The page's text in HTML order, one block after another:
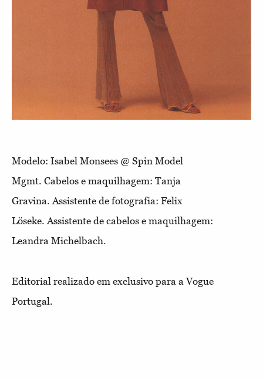
Modelo: Isabel Monsees @ Spin Model
Mgmt. Cabelos e maquilhagem: Tanja
Gravina. Assistente de fotografia: Felix
Löseke. Assistente de cabelos e maquilhagem:
Leandra Michelbach.
Editorial realizado em exclusivo para a Vogue
Portugal.